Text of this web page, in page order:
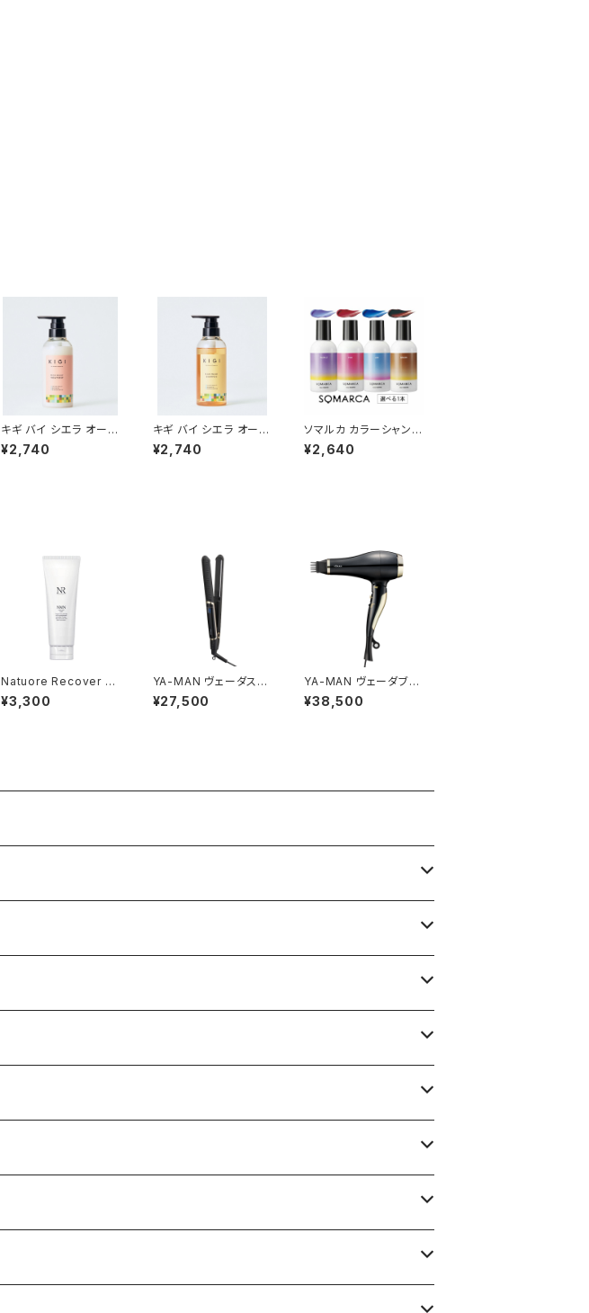
キギ バイ シエラ オーガ
ニカ リッチモイストト
リートメント 300g
¥2,740
キギ バイ シエラ オーガ
ニカ リッチモイストシ
ャンプー 300ml
¥2,740
ソマルカ カラーシャンプ
ー150ml
¥2,640
Natuore Recover N
MNウォームピールウォ
ッシュ 120g
¥3,300
YA-MAN ヴェーダスム
ースアイロン プラス PS
M250B
¥27,500
YA-MAN ヴェーダブラ
イト PLUS BS for Sal
on ヘアドライヤー（125
¥38,500